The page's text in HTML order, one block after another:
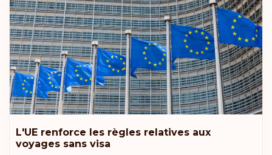
L'UE renforce les règles relatives aux
voyages sans visa